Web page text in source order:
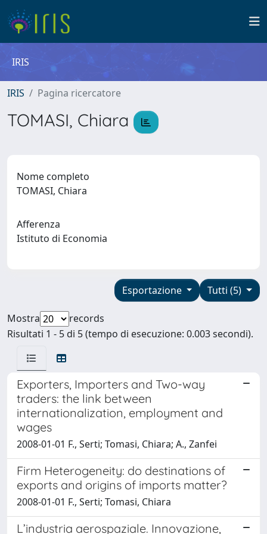
IRIS
IRIS Pagina ricercatore
TOMASI, Chiara
Nome completo
TOMASI, Chiara
Afferenza
Istituto di Economia
Tutti (5)
Esportazione
Mostra
records
Risultati 1 - 5 di 5 (tempo di esecuzione: 0.003 secondi).
Exporters, Importers and Two-way
traders: the link between
internationalization, employment and
wages
2008-01-01 F., Serti; Tomasi, Chiara; A., Zanfei
Firm Heterogeneity: do destinations of
exports and origins of imports matter?
2008-01-01 F., Serti; Tomasi, Chiara
L’industria aerospaziale. Innovazione,